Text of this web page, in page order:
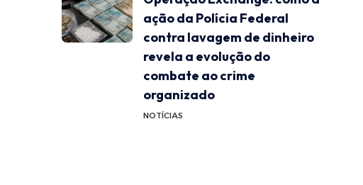
ação da Polícia Federal
contra lavagem de dinheiro
revela a evolução do
combate ao crime
organizado
NOTÍCIAS